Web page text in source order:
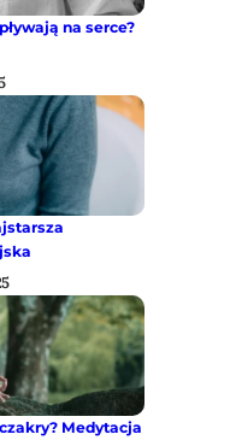
na serce?
Medytacja